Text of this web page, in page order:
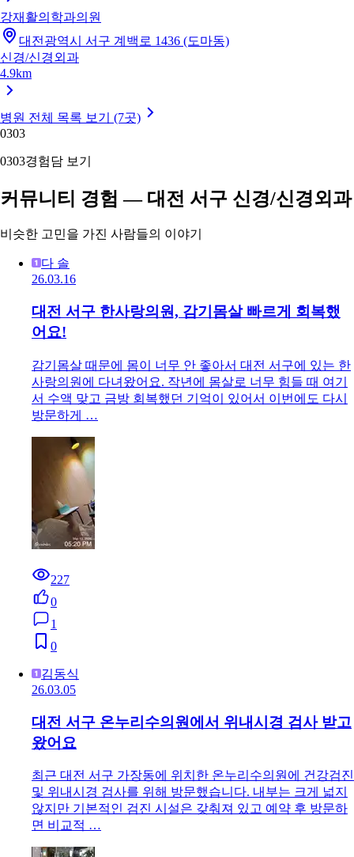
강재활의학과의원
대전광역시 서구 계백로 1436 (도마동)
신경/신경외과
4.9km
병원 전체 목록 보기 (7곳)
0303
0303경험담 보기
커뮤니티 경험 — 대전 서구 신경/신경외과
비슷한 고민을 가진 사람들의 이야기
다 솔
26.03.16
대전 서구 한사랑의원, 감기몸살 빠르게 회복했
어요!
감기몸살 때문에 몸이 너무 안 좋아서 대전 서구에 있는 한
사랑의원에 다녀왔어요. 작년에 몸살로 너무 힘들 때 여기
서 수액 맞고 금방 회복했던 기억이 있어서 이번에도 다시
방문하게 …
227
0
1
0
김동식
26.03.05
대전 서구 온누리수의원에서 위내시경 검사 받고
왔어요
최근 대전 서구 가장동에 위치한 온누리수의원에 건강검진
및 위내시경 검사를 위해 방문했습니다. 내부는 크게 넓지
않지만 기본적인 검진 시설은 갖춰져 있고 예약 후 방문하
면 비교적 …